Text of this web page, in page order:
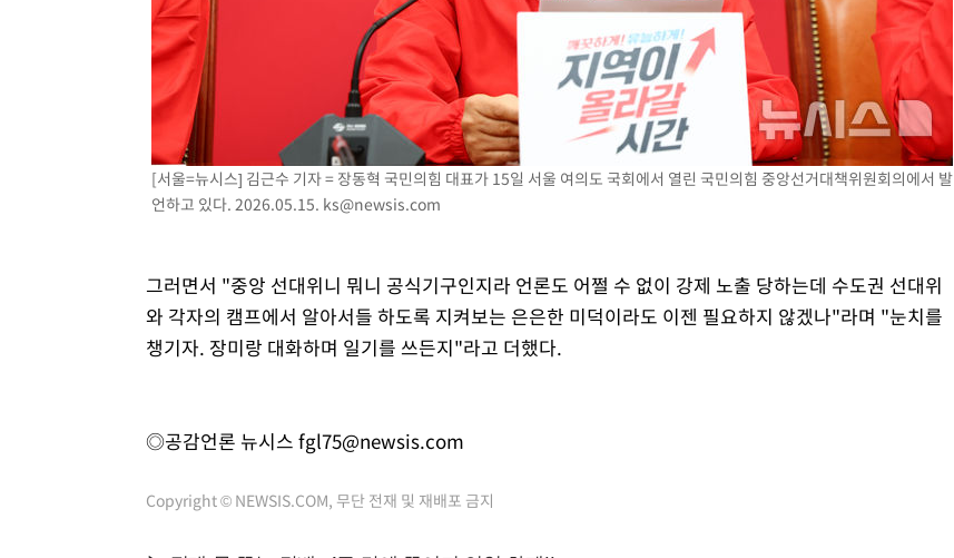
[서울=뉴시스] 김근수 기자 = 장동혁 국민의힘 대표가 15일 서울 여의도 국회에서 열린 국민의힘 중앙선거대책위원회의에서 발
언하고 있다. 2026.05.15. ks@newsis.com
그러면서 "중앙 선대위니 뭐니 공식기구인지라 언론도 어쩔 수 없이 강제 노출 당하는데 수도권 선대위
와 각자의 캠프에서 알아서들 하도록 지켜보는 은은한 미덕이라도 이젠 필요하지 않겠나"라며 "눈치를
챙기자. 장미랑 대화하며 일기를 쓰든지"라고 더했다.
◎공감언론 뉴시스 fgl75@newsis.com
Copyright © NEWSIS.COM, 무단 전재 및 재배포 금지